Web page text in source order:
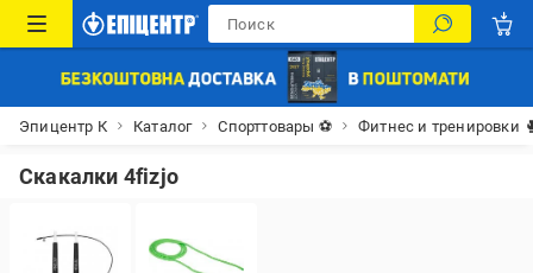
Эпицентр К Каталог Спорттовары ⚽ Фитнес и тренировки
Скакалки 4fizjo